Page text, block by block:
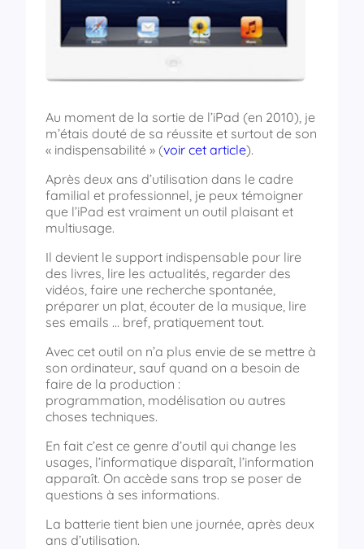
Au moment de la sortie de l’iPad (en 2010), je
m’étais douté de sa réussite et surtout de son
« indispensabilité » (voir cet article).
Après deux ans d’utilisation dans le cadre
familial et professionnel, je peux témoigner
que l’iPad est vraiment un outil plaisant et
multiusage.
Il devient le support indispensable pour lire
des livres, lire les actualités, regarder des
vidéos, faire une recherche spontanée,
préparer un plat, écouter de la musique, lire
ses emails … bref, pratiquement tout.
Avec cet outil on n’a plus envie de se mettre à
son ordinateur, sauf quand on a besoin de
faire de la production :
programmation, modélisation ou autres
choses techniques.
En fait c’est ce genre d’outil qui change les
usages, l’informatique disparaît, l’information
apparaît. On accède sans trop se poser de
questions à ses informations.
La batterie tient bien une journée, après deux
ans d’utilisation.